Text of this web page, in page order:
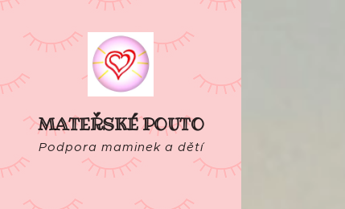
MATEŘSKÉ POUTO
Podpora maminek a dětí